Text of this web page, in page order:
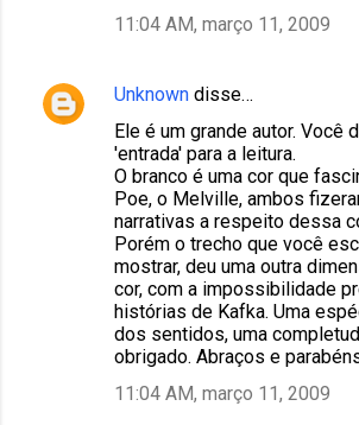
11:04 AM, março 11, 2009
Unknown disse…
Ele é um grande autor. Você
'entrada' para a leitura.
O branco é uma cor que
Poe, o Melville, ambos
narrativas a respeito dessa
Porém o trecho que você
mostrar, deu uma outra
cor, com a impossibilidade
histórias de Kafka. Uma
dos sentidos, uma
obrigado. Abraços e
11:04 AM, março 11, 2009